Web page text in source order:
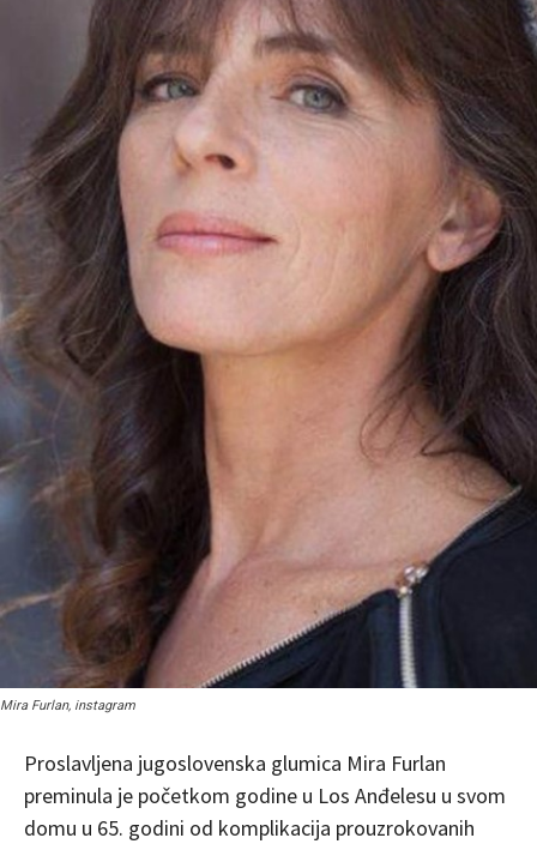
Mira Furlan, instagram
Proslavljena jugoslovenska glumica Mira Furlan
preminula je početkom godine u Los Anđelesu u svom
domu u 65. godini od komplikacija prouzrokovanih